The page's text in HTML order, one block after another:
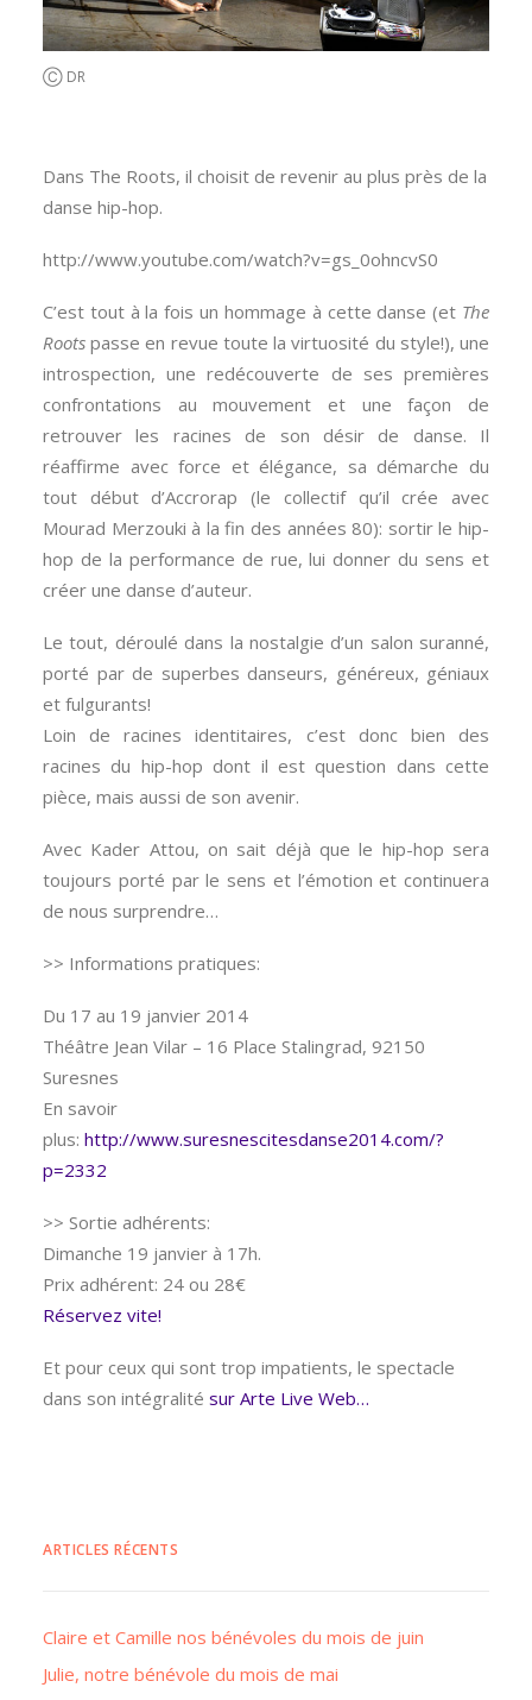
Ⓒ DR
Dans The Roots, il choisit de revenir au plus près de la
danse hip-hop.
http://www.youtube.com/watch?v=gs_0ohncvS0
C’est tout à la fois un hommage à cette danse (et The
Roots passe en revue toute la virtuosité du style!), une
introspection, une redécouverte de ses premières
confrontations au mouvement et une façon de
retrouver les racines de son désir de danse. Il
réaffirme avec force et élégance, sa démarche du
tout début d’Accrorap (le collectif qu’il crée avec
Mourad Merzouki à la fin des années 80): sortir le hip-
hop de la performance de rue, lui donner du sens et
créer une danse d’auteur.
Le tout, déroulé dans la nostalgie d’un salon suranné,
porté par de superbes danseurs, généreux, géniaux
et fulgurants!
Loin de racines identitaires, c’est donc bien des
racines du hip-hop dont il est question dans cette
pièce, mais aussi de son avenir.
Avec Kader Attou, on sait déjà que le hip-hop sera
toujours porté par le sens et l’émotion et continuera
de nous surprendre…
>> Informations pratiques:
Du 17 au 19 janvier 2014
Théâtre Jean Vilar – 16 Place Stalingrad, 92150
Suresnes
En savoir
plus: http://www.suresnescitesdanse2014.com/?
p=2332
>> Sortie adhérents:
Dimanche 19 janvier à 17h.
Prix adhérent: 24 ou 28€
Réservez vite!
Et pour ceux qui sont trop impatients, le spectacle
dans son intégralité sur Arte Live Web…
ARTICLES RÉCENTS
Claire et Camille nos bénévoles du mois de juin
Julie, notre bénévole du mois de mai